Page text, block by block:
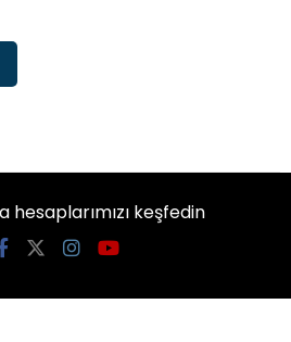
hesaplarımızı keşfedin